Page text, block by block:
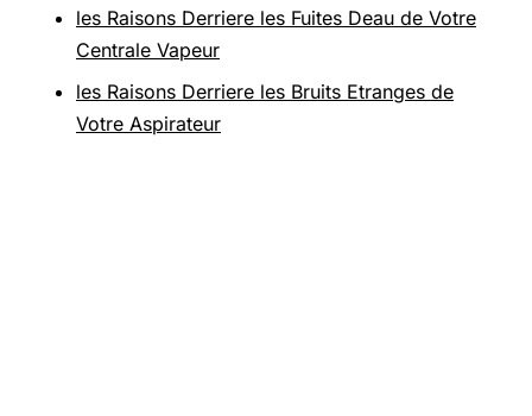
les Raisons Derriere les Fuites Deau de Votre
Centrale Vapeur
les Raisons Derriere les Bruits Etranges de
Votre Aspirateur